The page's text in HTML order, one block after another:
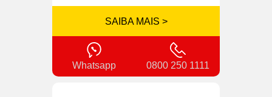
SAIBA MAIS >
Whatsapp 0800 250 1111